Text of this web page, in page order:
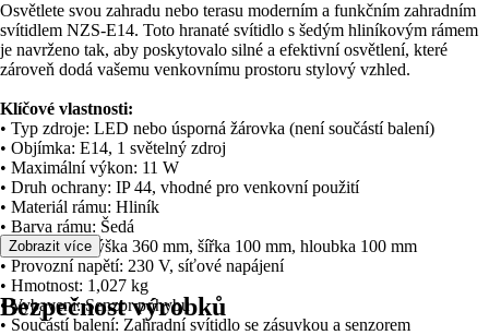
Osvětlete svou zahradu nebo terasu moderním a funkčním zahradním
svítidlem NZS-E14. Toto hranaté svítidlo s šedým hliníkovým rámem
je navrženo tak, aby poskytovalo silné a efektivní osvětlení, které
zároveň dodá vašemu venkovnímu prostoru stylový vzhled.
Klíčové vlastnosti:
• Typ zdroje: LED nebo úsporná žárovka (není součástí balení)
• Objímka: E14, 1 světelný zdroj
• Maximální výkon: 11 W
• Druh ochrany: IP 44, vhodné pro venkovní použití
• Materiál rámu: Hliník
• Barva rámu: Šedá
• Rozměry: Výška 360 mm, šířka 100 mm, hloubka 100 mm
• Provozní napětí: 230 V, síťové napájení
• Hmotnost: 1,027 kg
• Vybavení: Senzor pohybu
• Součástí balení: Zahradní svítidlo se zásuvkou a senzorem
Zobrazit více
Bezpečnost výrobků